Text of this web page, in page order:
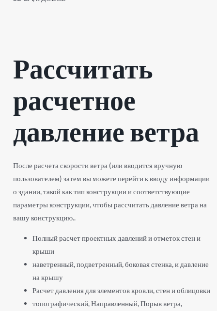
Рассчитать
расчетное
давление ветра
После расчета скорости ветра (или вводится вручную
пользователем) затем вы можете перейти к вводу информации
о здании, такой как тип конструкции и соответствующие
параметры конструкции, чтобы рассчитать давление ветра на
вашу конструкцию..
Полный расчет проектных давлений и отметок стен и
крыши
наветренный, подветренный, боковая стенка, и давление
на крышу
Расчет давления для элементов кровли, стен и облицовки
топографический, Направленный, Порыв ветра,